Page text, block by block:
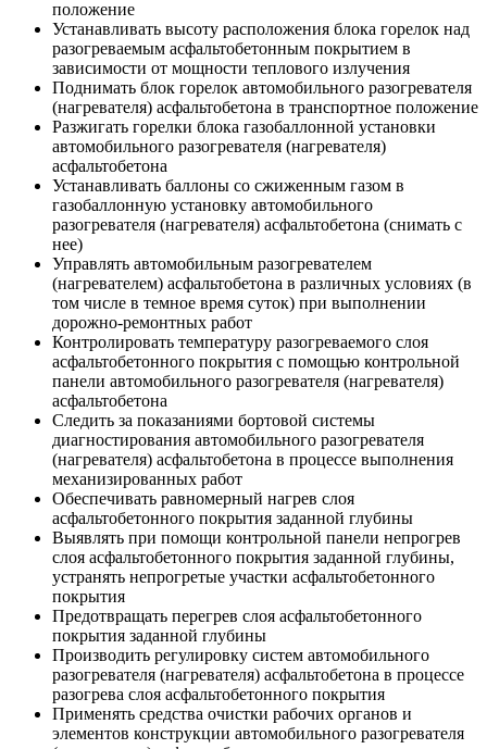
положение
Устанавливать высоту расположения блока горелок над
разогреваемым асфальтобетонным покрытием в
зависимости от мощности теплового излучения
Поднимать блок горелок автомобильного разогревателя
(нагревателя) асфальтобетона в транспортное положение
Разжигать горелки блока газобаллонной установки
автомобильного разогревателя (нагревателя)
асфальтобетона
Устанавливать баллоны со сжиженным газом в
газобаллонную установку автомобильного
разогревателя (нагревателя) асфальтобетона (снимать с
нее)
Управлять автомобильным разогревателем
(нагревателем) асфальтобетона в различных условиях (в
том числе в темное время суток) при выполнении
дорожно-ремонтных работ
Контролировать температуру разогреваемого слоя
асфальтобетонного покрытия с помощью контрольной
панели автомобильного разогревателя (нагревателя)
асфальтобетона
Следить за показаниями бортовой системы
диагностирования автомобильного разогревателя
(нагревателя) асфальтобетона в процессе выполнения
механизированных работ
Обеспечивать равномерный нагрев слоя
асфальтобетонного покрытия заданной глубины
Выявлять при помощи контрольной панели непрогрев
слоя асфальтобетонного покрытия заданной глубины,
устранять непрогретые участки асфальтобетонного
покрытия
Предотвращать перегрев слоя асфальтобетонного
покрытия заданной глубины
Производить регулировку систем автомобильного
разогревателя (нагревателя) асфальтобетона в процессе
разогрева слоя асфальтобетонного покрытия
Применять средства очистки рабочих органов и
элементов конструкции автомобильного разогревателя